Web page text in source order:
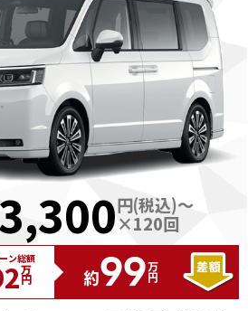
円(税込)～
×120回
ン総額
万円 約99万円